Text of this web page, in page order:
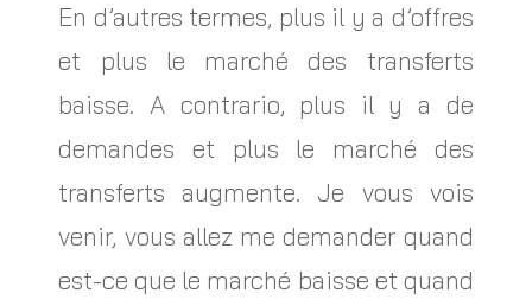
En d’autres termes, plus il y a d’offres
et plus le marché des transferts
baisse. A contrario, plus il y a de
demandes et plus le marché des
transferts augmente. Je vous vois
venir, vous allez me demander quand
est-ce que le marché baisse et quand